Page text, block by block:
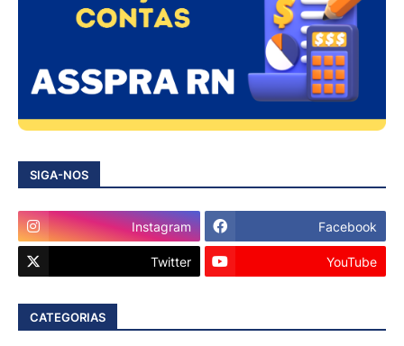
SIGA-NOS
Instagram Facebook
Twitter YouTube
CATEGORIAS